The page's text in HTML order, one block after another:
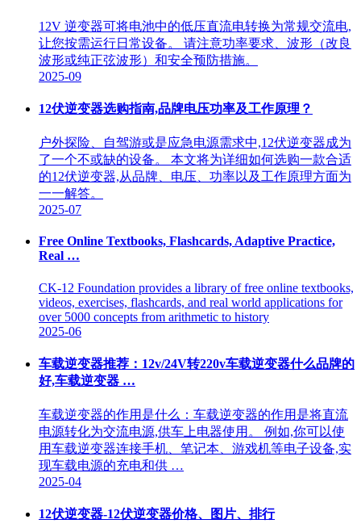
12V 逆变器可将电池中的低压直流电转换为常规交流电,
让您按需运行日常设备。 请注意功率要求、波形（改良
波形或纯正弦波形）和安全预防措施。
2025-09
12伏逆变器选购指南,品牌电压功率及工作原理？
户外探险、自驾游或是应急电源需求中,12伏逆变器成为
了一个不或缺的设备。 本文将为详细如何选购一款合适
的12伏逆变器,从品牌、电压、功率以及工作原理方面为
一一解答。
2025-07
Free Online Textbooks, Flashcards, Adaptive Practice,
Real …
CK-12 Foundation provides a library of free online textbooks,
videos, exercises, flashcards, and real world applications for
over 5000 concepts from arithmetic to history
2025-06
车载逆变器推荐：12v/24V转220v车载逆变器什么品牌的
好,车载逆变器 …
车载逆变器的作用是什么：车载逆变器的作用是将直流
电源转化为交流电源,供车上电器使用。 例如,你可以使
用车载逆变器连接手机、笔记本、游戏机等电子设备,实
现车载电源的充电和供 …
2025-04
12伏逆变器-12伏逆变器价格、图片、排行